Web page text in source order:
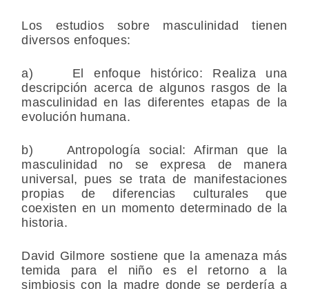
Los estudios sobre masculinidad tienen
diversos enfoques:
a) El enfoque histórico: Realiza una
descripción acerca de algunos rasgos de la
masculinidad en las diferentes etapas de la
evolución humana.
b) Antropología social: Afirman que la
masculinidad no se expresa de manera
universal, pues se trata de manifestaciones
propias de diferencias culturales que
coexisten en un momento determinado de la
historia.
David Gilmore sostiene que la amenaza más
temida para el niño es el retorno a la
simbiosis con la madre donde se perdería a